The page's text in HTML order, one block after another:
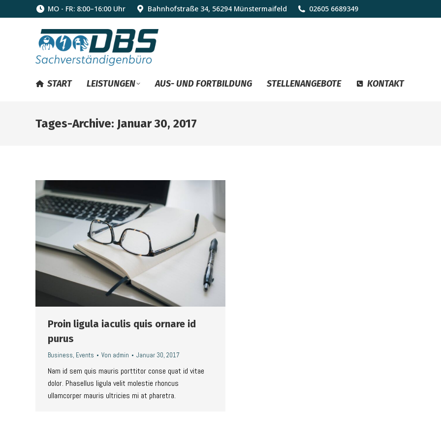
MO - FR: 8:00–16:00 Uhr Bahnhofstraße 34, 56294 Münstermaifeld 02605 6689349
START LEISTUNGEN AUS- UND FORTBILDUNG STELLENANGEBOTE KONTAKT
Tages-Archive: Januar 30, 2017
Proin ligula iaculis quis ornare id
purus
Business, Events Von admin Januar 30, 2017
Nam id sem quis mauris porttitor conse quat id vitae
dolor. Phasellus ligula velit molestie rhoncus
ullamcorper mauris ultricies mi at pharetra.